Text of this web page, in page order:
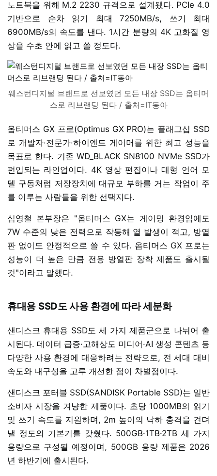
노트북을 위해 M.2 2230 규격으로 설계됐다. PCIe 4.0
기반으로 순차 읽기 최대 7250MB/s, 쓰기 최대
6900MB/s의 속도를 낸다. 1시간 분량의 4K 고화질 영
상을 수초 안에 읽고 쓸 정도다.
웨스턴디지털 브랜드로 선보였던 모든 내장 SSD는 옵티머
스로 리브랜딩 된다 / 출처=IT동아
옵티머스 GX 프로(Optimus GX PRO)는 플래그십 SSD
로 개발자·전문가·하이엔드 게이머를 위한 최고 성능을
목표로 한다. 기존 WD_BLACK SN8100 NVMe SSD가
편입되는 라인업이다. 4K 영상 편집이나 대형 언어 모
델 구동처럼 저장장치에 대규모 부하를 거는 작업이 주
를 이루는 사람들을 위한 선택지다.
심영철 본부장은 "옵티머스 GX는 게이밍 환경임에도
7W 수준의 낮은 전력으로 작동해 열 발생이 적고, 방열
판 없이도 안정적으로 쓸 수 있다. 옵티머스 GX 프로는
성능이 더 높은 만큼 전용 방열판 장착 제품도 출시될
것"이라고 말했다.
휴대용 SSD도 사용 환경에 따라 세분화
샌디스크 휴대용 SSD도 세 가지 제품군으로 나뉘어 출
시된다. 데이터 급증·고해상도 미디어·AI 생성 콘텐츠 등
다양한 사용 환경에 대응하려는 전략으로, 전 세대 대비
속도와 내구성을 고루 개선한 점이 차별점이다.
샌디스크 포터블 SSD(SANDISK Portable SSD)는 일반
소비자 시장을 겨냥한 제품이다. 초당 1000MB의 읽기
및 쓰기 속도를 지원하며, 2m 높이의 낙하 충격을 견뎌
낼 정도의 기본기를 갖췄다. 500GB·1TB·2TB 세 가지
용량으로 구성될 예정이며, 500GB 용량 제품은 2026
년 하반기에 출시된다.